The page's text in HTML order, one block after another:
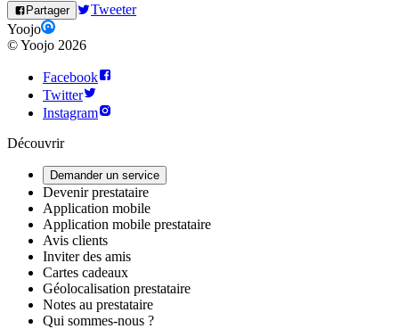
Partager
Tweeter
Yoojo
©Yoojo 2026
Facebook
Twitter
Instagram
Découvrir
Demander un service
Devenir prestataire
Application mobile
Application mobile prestataire
Avis clients
Inviter des amis
Cartes cadeaux
Géolocalisation prestataire
Notes au prestataire
Qui sommes-nous ?